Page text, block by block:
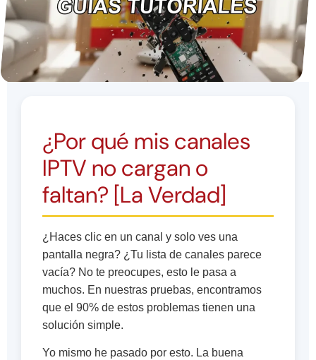
¿Por qué mis canales
IPTV no cargan o
faltan? [La Verdad]
¿Haces clic en un canal y solo ves una
pantalla negra? ¿Tu lista de canales parece
vacía? No te preocupes, esto le pasa a
muchos. En nuestras pruebas, encontramos
que el 90% de estos problemas tienen una
solución simple.
Yo mismo he pasado por esto. La buena